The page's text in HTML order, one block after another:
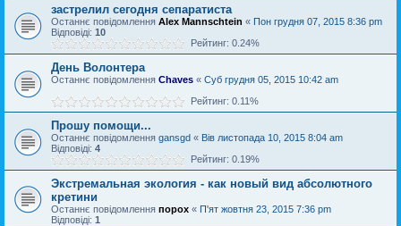
застрелил сегодня сепаратиста
Останнє повідомлення Alex Mannschtein « Пон грудня 07, 2015 8:36 pm
Відповіді: 10
Рейтинг: 0.24%
День Волонтера
Останнє повідомлення Chaves « Суб грудня 05, 2015 10:42 am
Рейтинг: 0.11%
Прошу помощи...
Останнє повідомлення gansgd « Вів листопада 10, 2015 8:04 am
Відповіді: 4
Рейтинг: 0.19%
Экстремальная экология - как новый вид абсолютного
кретини
Останнє повідомлення порох « П'ят жовтня 23, 2015 7:36 pm
Відповіді: 1